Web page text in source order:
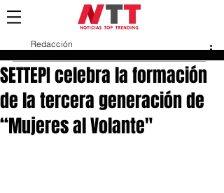
SETTEPI celebra la formación
de la tercera generación de
“Mujeres al Volante"
Redacción